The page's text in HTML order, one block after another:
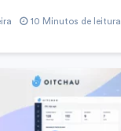
10 Minutos de leitura